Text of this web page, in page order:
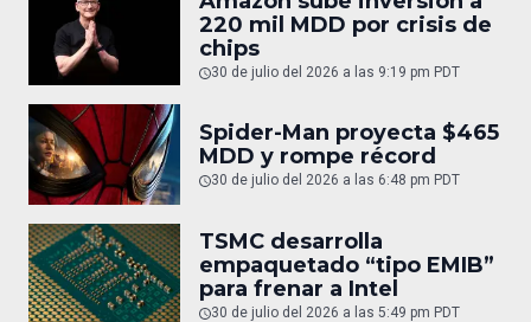
220 mil MDD por crisis de
chips
30 de julio del 2026 a las 9:19 pm PDT
Spider-Man proyecta $465
MDD y rompe récord
30 de julio del 2026 a las 6:48 pm PDT
TSMC desarrolla
empaquetado “tipo EMIB”
para frenar a Intel
30 de julio del 2026 a las 5:49 pm PDT